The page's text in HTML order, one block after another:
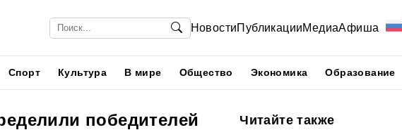
НовостиПубликацииМедиаАфиша
Спорт Культура В мире Общество Экономика Образование
победителей
Читайте также